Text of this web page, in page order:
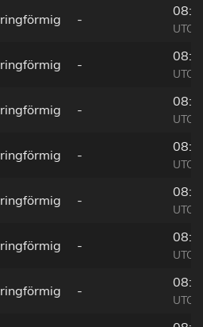
ringförmig -
ringförmig -
ringförmig -
ringförmig -
ringförmig -
ringförmig -
ringförmig -